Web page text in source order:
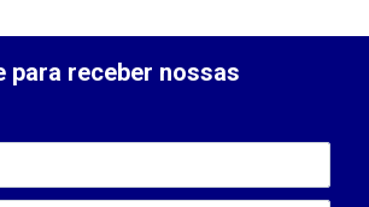
para receber nossas